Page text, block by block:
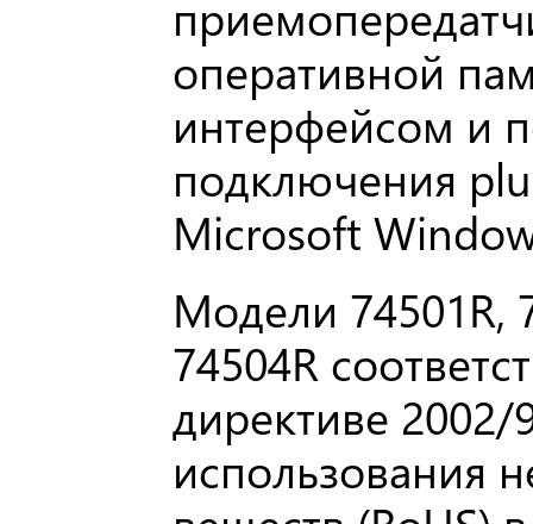
оперативной
интерфейсом и
подключения
Microsoft
Модели 74501R,
74504R
директиве
использования